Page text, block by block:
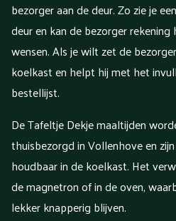
bezorger aan de deur. Zo zie je
deur en kan de bezorger
wensen. Als je wilt zet de
koelkast en helpt hij met het
bestellijst.
De Tafeltje Dekje maaltijden
thuisbezorgd in Vollenhove en
houdbaar in de koelkast. Het
de magnetron of in de oven,
lekker knapperig blijven.